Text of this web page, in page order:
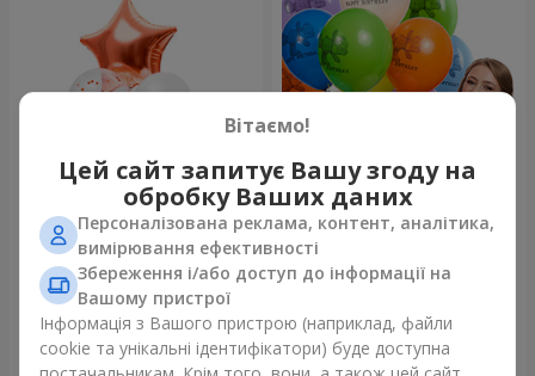
Фонтан куль “Світ чудес”
Замовити
Коллекция шариков "День
рождения" (с Тедди)
Замовити
Вітаємо!
Цей сайт запитує Вашу згоду на
обробку Ваших даних
Персоналізована реклама, контент, аналітика,
вимірювання ефективності
Збереження і/або доступ до інформації на
Вашому пристрої
Інформація з Вашого пристрою (наприклад, файли
cookie та унікальні ідентифікатори) буде доступна